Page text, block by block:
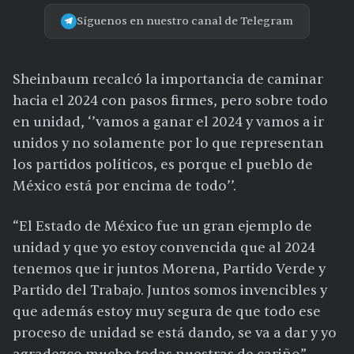
Síguenos en nuestro canal de Telegram
Sheinbaum recalcó la importancia de caminar
hacia el 2024 con pasos firmes, pero sobre todo
en unidad, ‘’vamos a ganar el 2024 y vamos a ir
unidos y no solamente por lo que representan
los partidos políticos, es porque el pueblo de
México está por encima de todo’’.
“El Estado de México fue un gran ejemplo de
unidad y que yo estoy convencida que al 2024
tenemos que ir juntos Morena, Partido Verde y
Partido del Trabajo. Juntos somos invencibles y
que además estoy muy segura de que todo ese
proceso de unidad se está dando, se va a dar y yo